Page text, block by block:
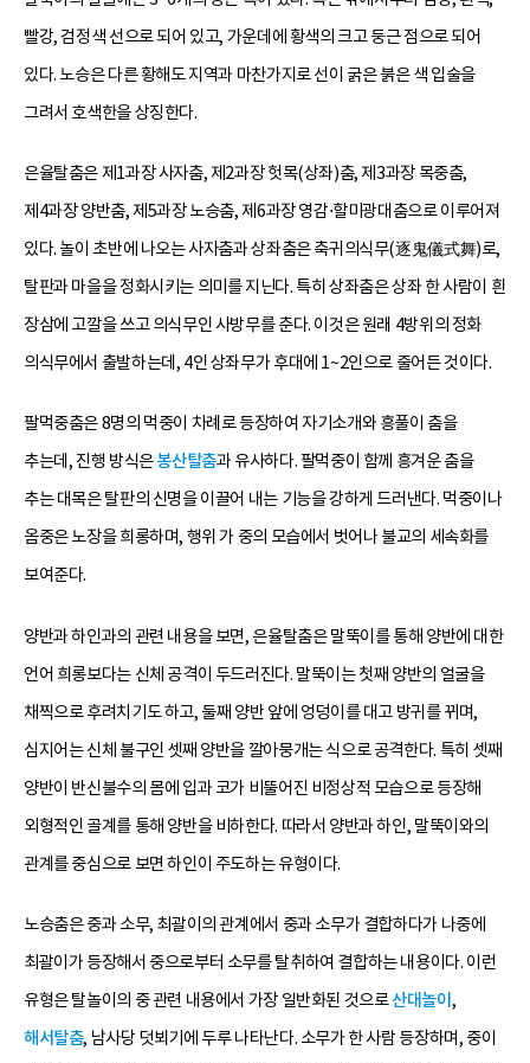
빨강, 검정색 선으로 되어 있고, 가운데에 황색의 크고 둥근 점으로 되어
있다. 노승은 다른 황해도 지역과 마찬가지로 선이 굵은 붉은 색 입술을
그려서 호색한을 상징한다.
은율탈춤은 제1과장 사자춤, 제2과장 헛목(상좌)춤, 제3과장 목중춤,
제4과장 양반춤, 제5과장 노승춤, 제6과장 영감⋅할미광대춤으로 이루어져
있다. 놀이 초반에 나오는 사자춤과 상좌춤은 축귀의식무(逐鬼儀式舞)로,
탈판과 마을을 정화시키는 의미를 지닌다. 특히 상좌춤은 상좌 한 사람이 흰
장삼에 고깔을 쓰고 의식무인 사방무를 춘다. 이것은 원래 4방위의 정화
의식무에서 출발하는데, 4인 상좌무가 후대에 1~2인으로 줄어든 것이다.
팔먹중춤은 8명의 먹중이 차례로 등장하여 자기소개와 흥풀이 춤을
추는데, 진행 방식은봉산탈춤과 유사하다. 팔먹중이 함께 흥겨운 춤을
추는 대목은 탈판의 신명을 이끌어 내는 기능을 강하게 드러낸다. 먹중이나
옴중은 노장을 희롱하며, 행위 가 중의 모습에서 벗어나 불교의 세속화를
보여준다.
양반과 하인과의 관련 내용을 보면, 은율탈춤은 말뚝이를 통해 양반에 대한
언어 희롱보다는 신체 공격이 두드러진다. 말뚝이는 첫째 양반의 얼굴을
채찍으로 후려치기도 하고, 둘째 양반 앞에 엉덩이를 대고 방귀를 뀌며,
심지어는 신체 불구인 셋째 양반을 깔아뭉개는 식으로 공격한다. 특히 셋째
양반이 반신불수의 몸에 입과 코가 비뚤어진 비정상적 모습으로 등장해
외형적인 골계를 통해 양반을 비하한다. 따라서 양반과 하인, 말뚝이와의
관계를 중심으로 보면 하인이 주도하는 유형이다.
노승춤은 중과 소무, 최괄이의 관계에서 중과 소무가 결합하다가 나중에
최괄이가 등장해서 중으로부터 소무를 탈취하여 결합하는 내용이다. 이런
유형은 탈놀이의 중 관련 내용에서 가장 일반화된 것으로산대놀이 ,
해서탈춤, 남사당 덧뵈기에 두루 나타난다. 소무가 한 사람 등장하며, 중이